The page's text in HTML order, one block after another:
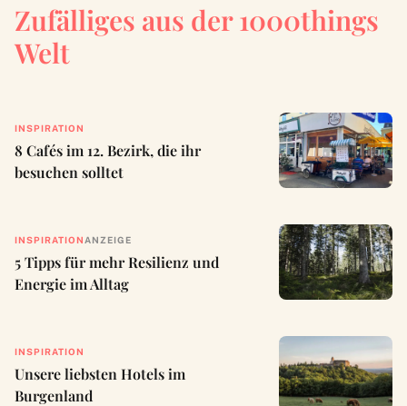
Zufälliges aus der 1000things
Welt
INSPIRATION
8 Cafés im 12. Bezirk, die ihr
besuchen solltet
INSPIRATION ANZEIGE
5 Tipps für mehr Resilienz und
Energie im Alltag
INSPIRATION
Unsere liebsten Hotels im
Burgenland